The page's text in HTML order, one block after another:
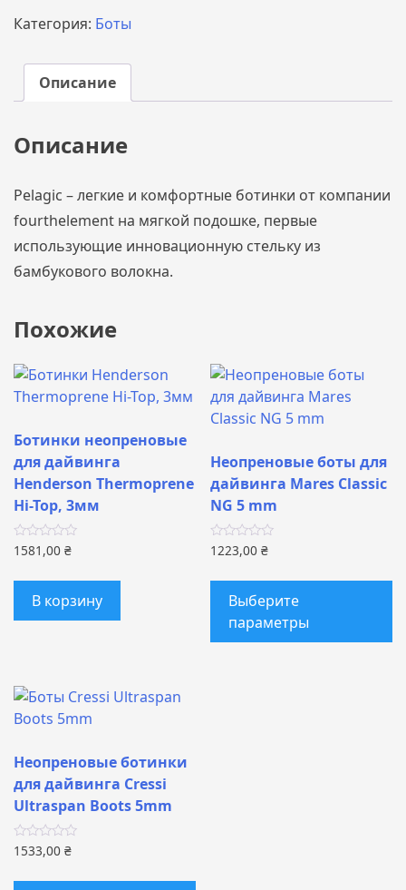
для
неопреновые
Fourth
Pelagic
6,5мм
Категория: Боты
Описание
Описание
Pelagic – легкие и комфортные ботинки от компании
fourthelement на мягкой подошке, первые
использующие инновационную стельку из
бамбукового волокна.
Похожие
Ботинки неопреновые
для дайвинга
Henderson Thermoprene
Hi-Top, 3мм
1581,00 ₴
В корзину
Неопреновые боты для
дайвинга Mares Classic
NG 5 mm
1223,00₴
Выберите
параметры
Неопреновые ботинки
для дайвинга Cressi
Ultraspan Boots 5mm
1533,00 ₴
Этот